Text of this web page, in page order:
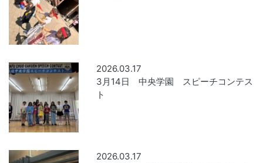
2026.03.17
3月14日 中央学園 スピーチコンテス
ト
2026.03.17